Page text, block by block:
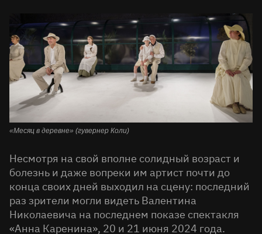
«Месяц в деревне» (гувернер Коли)
Несмотря на свой вполне солидный возраст и
болезнь и даже вопреки им артист почти до
конца своих дней выходил на сцену: последний
раз зрители могли видеть Валентина
Николаевича на последнем показе спектакля
«Анна Каренина», 20 и 21 июня 2024 года.